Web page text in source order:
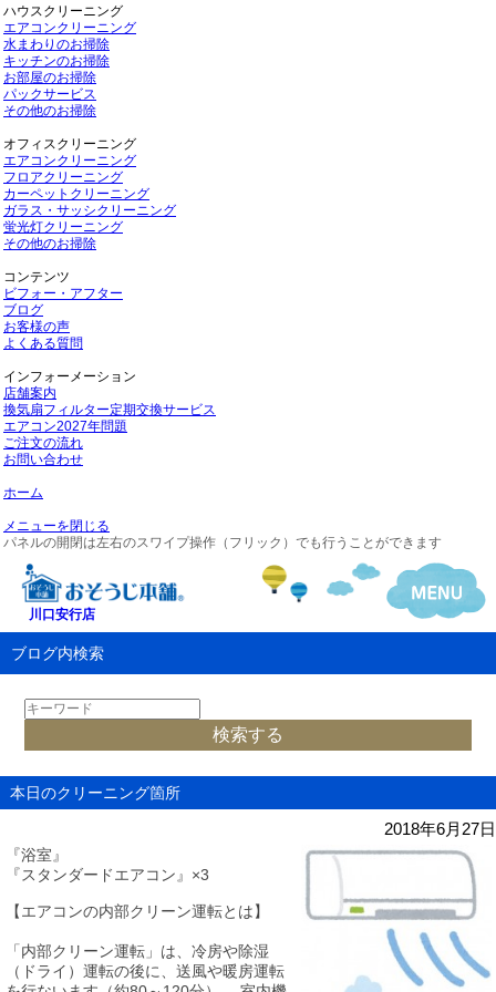
ハウスクリーニング
エアコンクリーニング
水まわりのお掃除
キッチンのお掃除
お部屋のお掃除
パックサービス
その他のお掃除
オフィスクリーニング
エアコンクリーニング
フロアクリーニング
カーペットクリーニング
ガラス・サッシクリーニング
蛍光灯クリーニング
その他のお掃除
コンテンツ
ビフォー・アフター
ブログ
お客様の声
よくある質問
インフォーメーション
店舗案内
換気扇フィルター定期交換サービス
エアコン2027年問題
ご注文の流れ
お問い合わせ
ホーム
メニューを閉じる
パネルの開閉は左右のスワイプ操作（フリック）でも行うことができます
川口安行店
ブログ内検索
本日のクリーニング箇所
2018年6月27日
『浴室』
『スタンダードエアコン』×3
【エアコンの内部クリーン運転とは】
「内部クリーン運転」は、冷房や除湿
（ドライ）運転の後に、送風や暖房運転